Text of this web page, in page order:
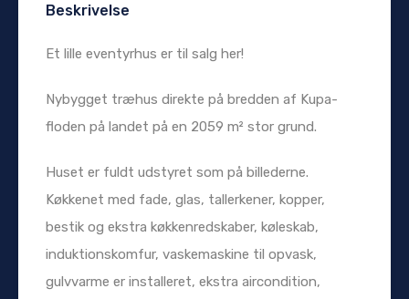
Beskrivelse
Et lille eventyrhus er til salg her!
Nybygget træhus direkte på bredden af ​​Kupa-
floden på landet på en 2059 m² stor grund.
Huset er fuldt udstyret som på billederne.
Køkkenet med fade, glas, tallerkener, kopper,
bestik og ekstra køkkenredskaber, køleskab,
induktionskomfur, vaskemaskine til opvask,
gulvvarme er installeret, ekstra aircondition,